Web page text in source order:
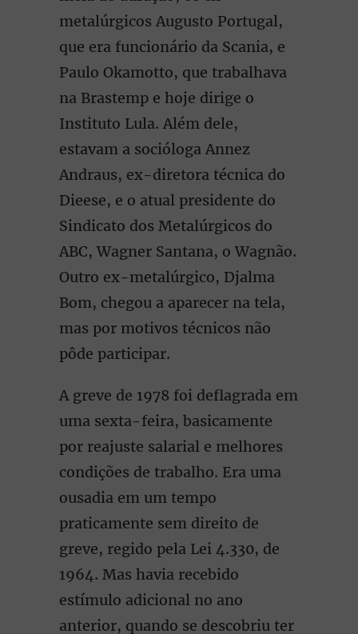
metalúrgicos Augusto Portugal,
que era funcionário da Scania, e
Paulo Okamotto, que trabalhava
na Brastemp e hoje dirige o
Instituto Lula. Além dele,
estavam a socióloga Annez
Andraus, ex-diretora técnica do
Dieese, e o atual presidente do
Sindicato dos Metalúrgicos do
ABC, Wagner Santana, o Wagnão.
Outro ex-metalúrgico, Djalma
Bom, chegou a aparecer na tela,
mas por motivos técnicos não
pôde participar.
A greve de 1978 foi deflagrada em
uma sexta-feira, basicamente
por reajuste salarial e melhores
condições de trabalho. Era uma
ousadia em um tempo
praticamente sem direito de
greve, regido pela Lei 4.330, de
1964. Mas havia recebido
estímulo adicional no ano
anterior, quando se descobriu ter